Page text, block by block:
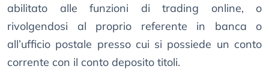
abilitato alle funzioni di trading online, o
rivolgendosi al proprio referente in banca o
all’ufficio postale presso cui si possiede un conto
corrente con il conto deposito titoli.